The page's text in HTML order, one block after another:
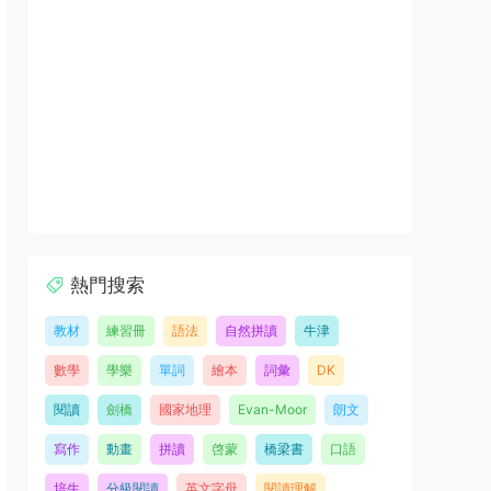
熱門搜索
教材 練習冊 語法 自然拼讀 牛津
數學 學樂 單詞 繪本 詞彙 DK
閱讀 劍橋 國家地理 Evan-Moor 朗文
寫作 動畫 拼讀 啓蒙 橋梁書 口語